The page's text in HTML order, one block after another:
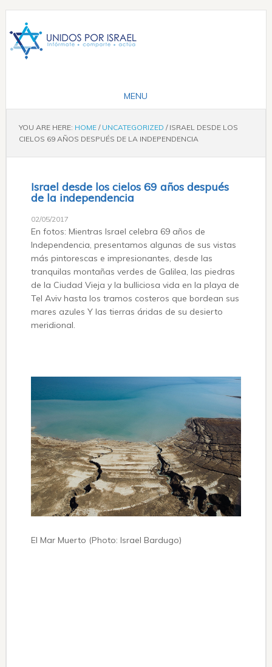
YOU ARE HERE: HOME / UNCATEGORIZED /ISRAEL DESDE LOS
CIELOS 69 AÑOS DESPUÉS DE LA INDEPENDENCIA
Israel desde los cielos 69 años después
de la independencia
02/05/2017
En fotos: Mientras Israel celebra 69 años de
Independencia, presentamos algunas de sus vistas
más pintorescas e impresionantes, desde las
tranquilas montañas verdes de Galilea, las piedras
de la Ciudad Vieja y la bulliciosa vida en la playa de
Tel Aviv hasta los tramos costeros que bordean sus
mares azules Y las tierras áridas de su desierto
meridional.
El Mar Muerto (Photo: Israel Bardugo)